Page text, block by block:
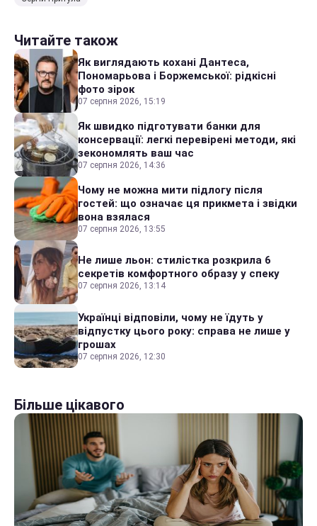
Читайте також
Як виглядають кохані Дантеса,
Пономарьова і Боржемської: рідкісні
фото зірок
07 серпня 2026, 15:19
Як швидко підготувати банки для
консервації: легкі перевірені методи, які
зекономлять ваш час
07 серпня 2026, 14:36
Чому не можна мити підлогу після
гостей: що означає ця прикмета і звідки
вона взялася
07 серпня 2026, 13:55
Не лише льон: стилістка розкрила 6
секретів комфортного образу у спеку
07 серпня 2026, 13:14
Українці відповіли, чому не їдуть у
відпустку цього року: справа не лише у
грошах
07 серпня 2026, 12:30
Більше цікавого